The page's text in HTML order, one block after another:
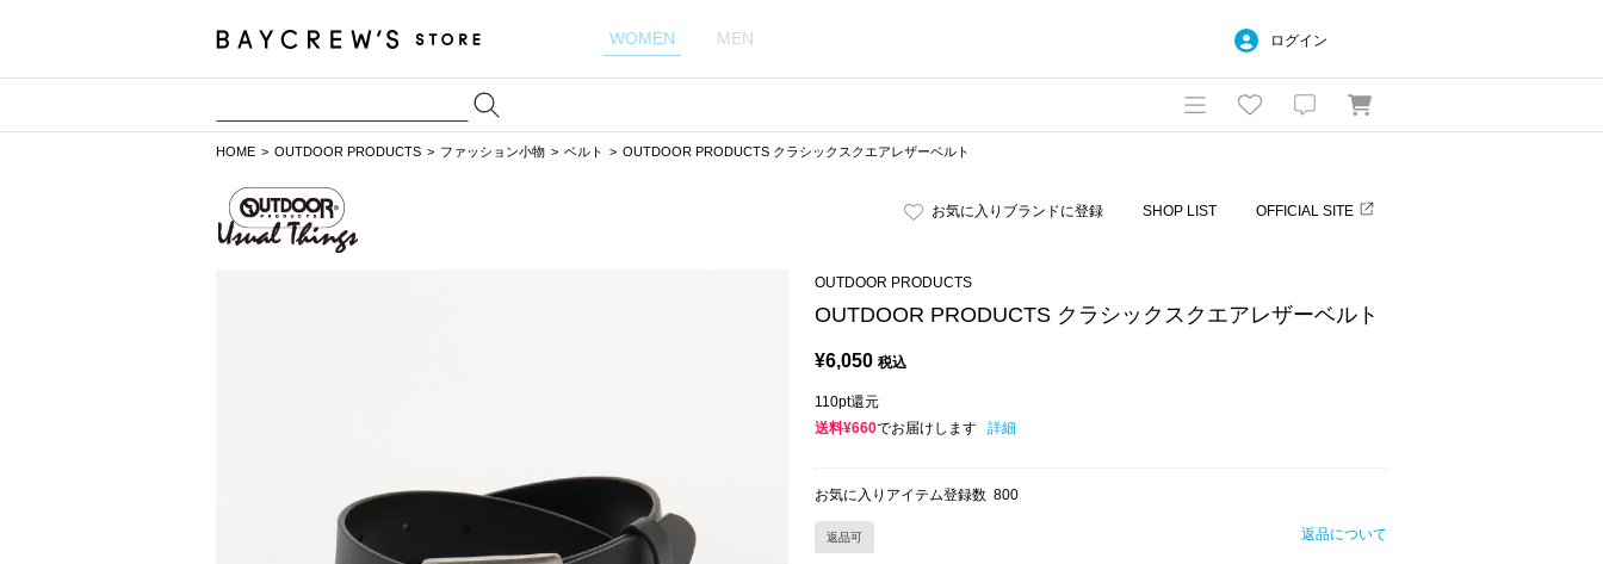
WOMEN MEN ログイン
HOME OUTDOOR PRODUCTS ファッション小物 ベルト OUTDOOR PRODUCTS クラシックスクエアレザーベルト
お気に入りブランドに登録 SHOP LIST OFFICIAL SITE
OUTDOOR PRODUCTS
OUTDOOR PRODUCTS クラシックスクエアレザーベルト
¥6,050 税込
110pt還元
送料¥660でお届けします 詳細
お気に入りアイテム登録数 800
返品可 返品について